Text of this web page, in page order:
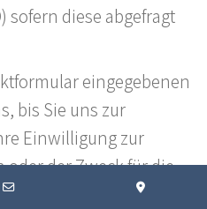
sofern diese abgefragt
eingegebenen
bis Sie uns zur
Einwilligung zur
der Zweck für die
(z. B. nach